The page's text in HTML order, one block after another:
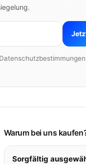
Warum bei uns
Sorgfältig